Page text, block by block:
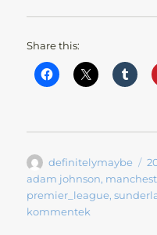
Share this:
Szerző
definitelymaybe
adam johnson,
premier_league,
kommentek